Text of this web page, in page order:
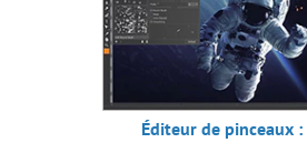
Éditeur de pinceaux